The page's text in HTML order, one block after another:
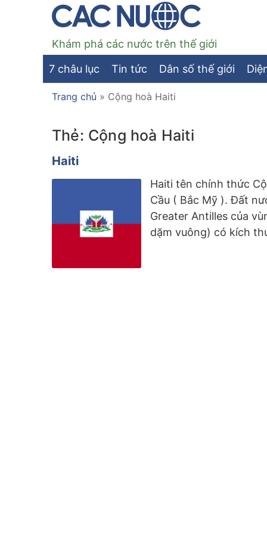
Khám phá các nước trên thế giới
7 châu lục Tin tức Dân số thế giới
Trang chủ » Cộng hoà Haiti
Thẻ: Cộng hoà Haiti
Haiti
Haiti tên chính thức
Cầu ( Bắc Mỹ ). Đất
Greater Antilles của
dặm vuông) có kích